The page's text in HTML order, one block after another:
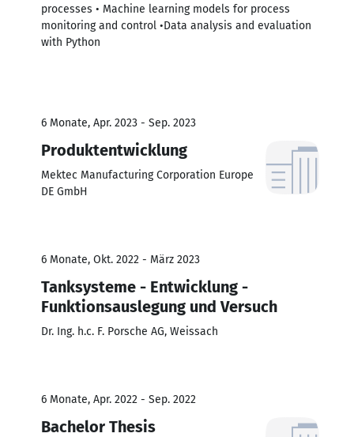
processes • Machine learning models for process
monitoring and control •Data analysis and evaluation
with Python
6 Monate, Apr. 2023 - Sep. 2023
Produktentwicklung
Mektec Manufacturing Corporation Europe
DE GmbH
6 Monate, Okt. 2022 - März 2023
Tanksysteme - Entwicklung -
Funktionsauslegung und Versuch
Dr. Ing. h.c. F. Porsche AG, Weissach
6 Monate, Apr. 2022 - Sep. 2022
Bachelor Thesis